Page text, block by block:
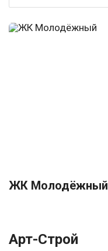
ЖК Молодёжный
Арт-Строй